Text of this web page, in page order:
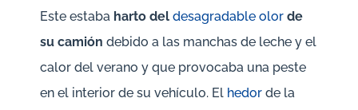
Este estaba harto del desagradable olorde
su camión debido a las manchas de leche y el
calor del verano y que provocaba una peste
en el interior de su vehículo. El hedor de la